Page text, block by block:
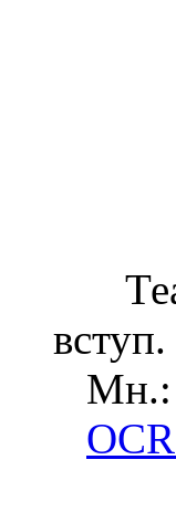
Мн.: